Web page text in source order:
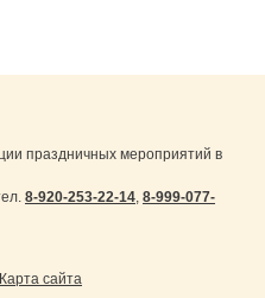
праздничных мероприятий в
8-920-253-22-14, 8-999-077-
Карта сайта